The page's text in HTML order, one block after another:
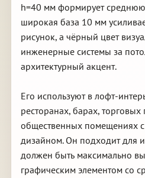
h=40 мм формирует среднюю
широкая база 10 мм
рисунок, а чёрный цвет
инженерные системы за
архитектурный акцент.
Его используют в лофт-
ресторанах, барах, торговых
общественных помещениях
дизайном. Он подходит для
должен быть максимально
графическим элементом со